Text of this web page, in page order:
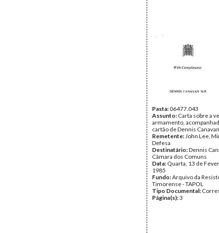
Pasta:06477.043
Assunto: Carta sobre a
armamento,
cartão de Dennis
Remetente:John Lee,
Defesa
Destinatário:Dennis
Câmara dos Comuns
Data: Quarta, 13 de
1985
Fundo:Arquivo da
Timorense - TAPOL
Tipo Documental:
Página(s):3